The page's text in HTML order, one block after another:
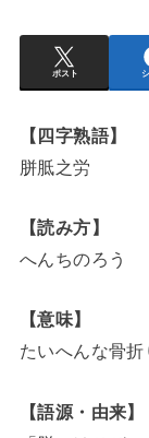
ポスト
【四字熟語】
胼胝之労
【読み方】
へんちのろう
【意味】
たいへんな骨折
【語源・由来】